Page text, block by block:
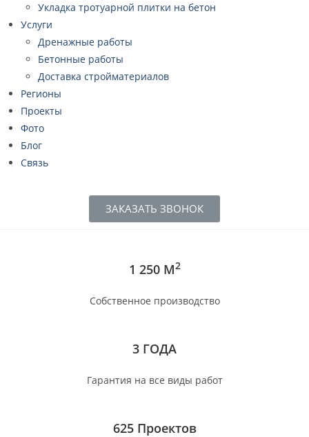
Укладка тротуарной плитки на бетон
Услуги
Дренажные работы
Бетонные работы
Доставка стройматериалов
Регионы
Проекты
Фото
Блог
Связь
ЗАКАЗАТЬ ЗВОНОК
1 250 М2
Собственное производство
3 ГОДА
Гарантия на все виды работ
625 Проектов